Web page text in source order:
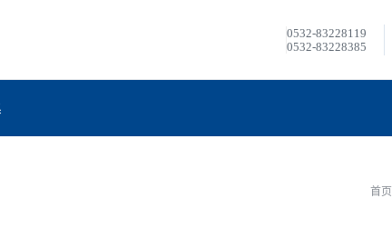
0532-83228119
0532-83228385
首页